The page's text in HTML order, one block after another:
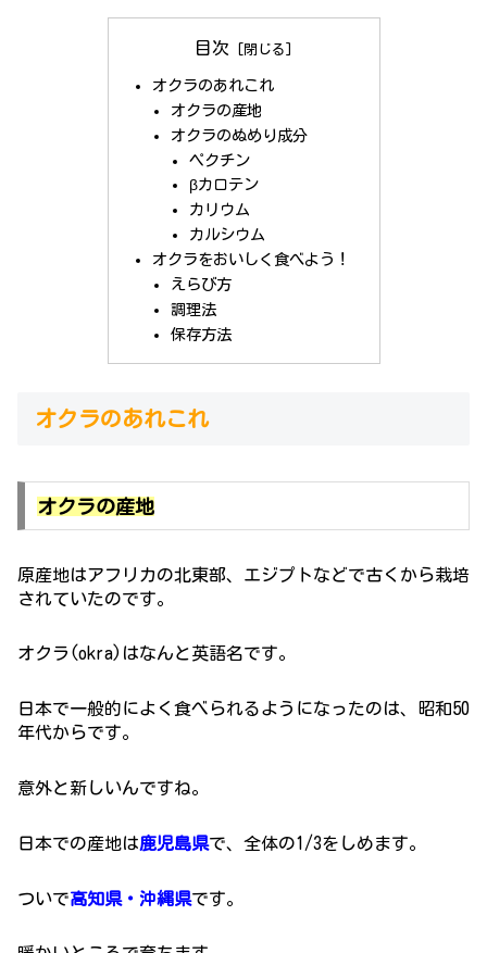
目次
オクラのあれこれ
オクラの産地
オクラのぬめり成分
ペクチン
βカロテン
カリウム
カルシウム
オクラをおいしく食べよう！
えらび方
調理法
保存方法
オクラのあれこれ
オクラの産地
原産地はアフリカの北東部、エジプトなどで古くから栽培
されていたのです。
オクラ(okra)はなんと英語名です。
日本で一般的によく食べられるようになったのは、昭和50
年代からです。
意外と新しいんですね。
日本での産地は鹿児島県で、全体の1/3をしめます。
ついで高知県・沖縄県です。